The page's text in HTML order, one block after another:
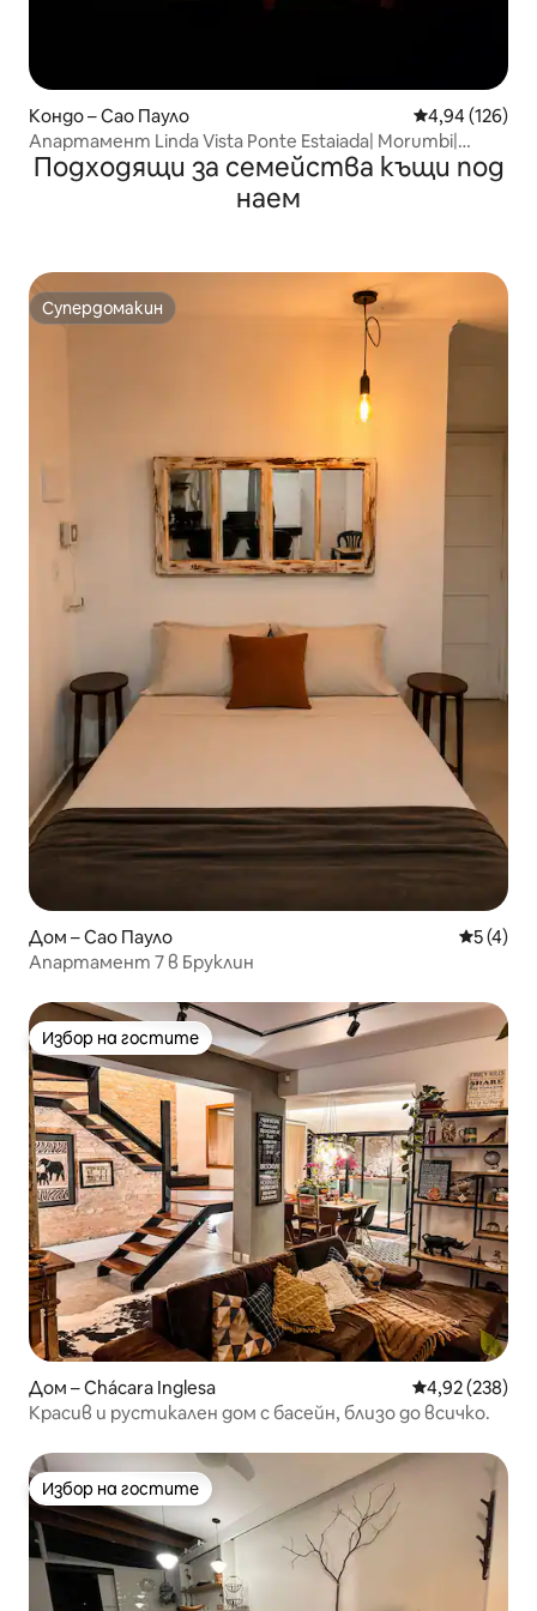
Кондо – Сао Пауло Средна
4,94 (126)
Апартамент Linda Vista Ponte Estaiada| Morumbi|
Berrini
Подходящи за семейства къщи под
наем
Супердомакин
Супердомакин
Дом – Сао Пауло Средна
5 (4)
Апартамент 7 в Бруклин
Избор на гостите
Избор на гостите
Дом – Chácara Inglesa Средна
4,92 (238)
Красив и рустикален дом с басейн, близо до всичко.
Избор на гостите
Избор на гостите